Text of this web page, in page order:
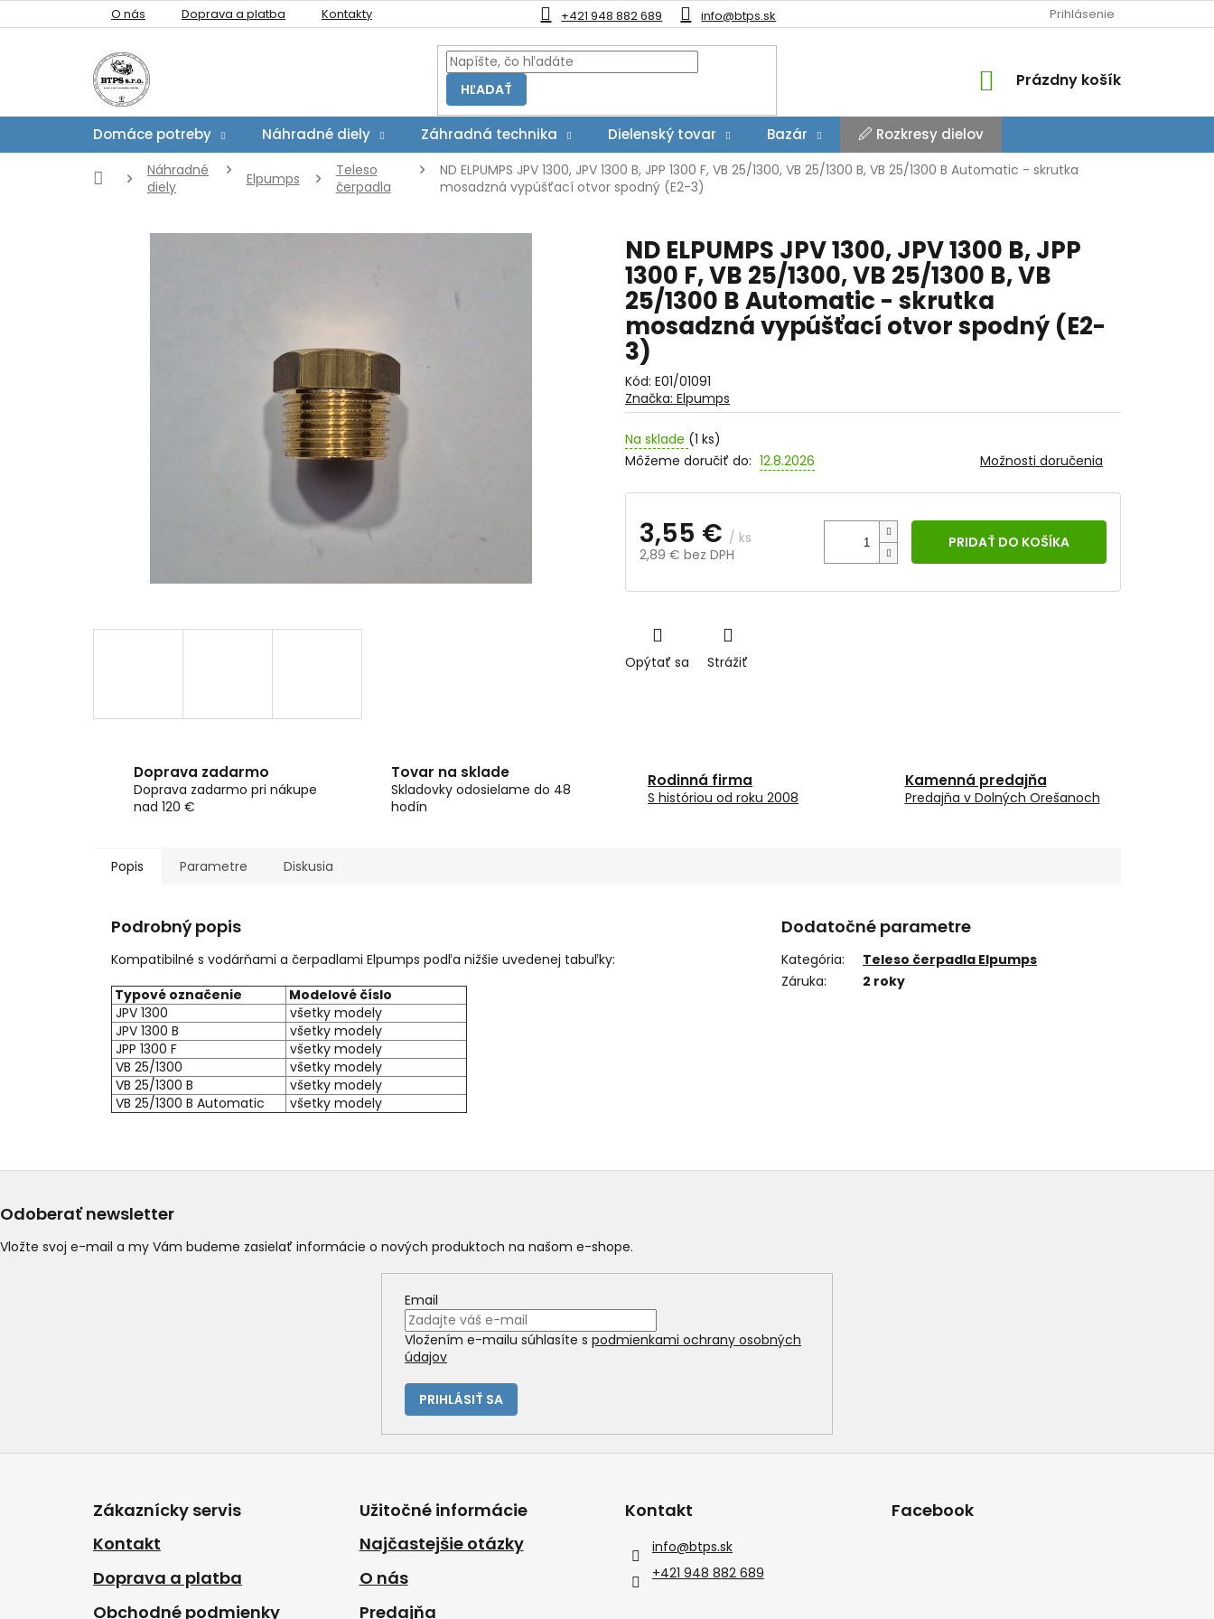
na
+421 948 882 689 info@btps.sk
O nás Doprava a platba Kontakty Prihlásenie
HĽADAŤ
NÁKUPNÝ
Prázdny košík
Domáce potreby Náhradné diely Záhradná technika Dielenský tovar Bazár 🖉 Rozkresy dielov
DomovNáhradné
diely
Elpumps
Teleso
čerpadla
ND ELPUMPS JPV 1300, JPV 1300 B, JPP 1300 F, VB 25/1300, VB 25/1300 B, VB 25/1300 B Automatic - skrutka
mosadzná vypúšťací otvor spodný (E2-3)
ND ELPUMPS JPV 1300, JPV 1300 B, JPP
1300 F, VB 25/1300, VB 25/1300 B, VB
25/1300 B Automatic - skrutka
mosadzná vypúšťací otvor spodný (E2-
3)
Kód: E01/01091
Na sklade (1 ks)
Môžeme doručiť do: 12.8.2026 Možnosti doručenia
3,55 € / ks
2,89 € bez DPH
cena:
PRIDAŤ DO KOŠÍKA
Opýtať sa Strážiť
Značka: Elpumps
Doprava zadarmo
Doprava zadarmo pri nákupe
nad 120 €
Tovar na sklade
Skladovky odosielame do 48
hodín
Rodinná firma
S históriou od roku 2008
Kamenná predajňa
Predajňa v Dolných Orešanoch
Popis Parametre Diskusia
Podrobný popis
Kompatibilné s vodárňami a čerpadlami Elpumps podľa nižšie uvedenej tabuľky:
Typové označenie
Modelové číslo
JPV 1300
všetky modely
JPV 1300 B
všetky modely
JPP 1300 F
všetky modely
VB 25/1300
všetky modely
VB 25/1300 B
všetky modely
VB 25/1300 B Automatic
všetky modely
Dodatočné parametre
Kategória:
Teleso čerpadla Elpumps
Záruka: 2 roky
Odoberať newsletter
Vložte svoj e-mail a my Vám budeme zasielať informácie o nových produktoch na našom e-shope.
Email
Vložením e-mailu súhlasíte s podmienkami ochrany osobných
údajov
PRIHLÁSIŤ SA
Z
Zákaznícky servis
Kontakt
Doprava a platba
Obchodné podmienky
Užitočné informácie
Najčastejšie otázky
O nás
Predajňa
Kontakt
info@btps.sk
+421 948 882 689
Facebook